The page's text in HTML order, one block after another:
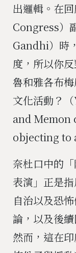
出邏輯。在
Congress）
Gandhi）時
度，所以你
魯和雅各布
文化活動？
and Memon
objecting to
奈杜口中的
表演」正是
自治以及恐
論，以及後
然而，這在